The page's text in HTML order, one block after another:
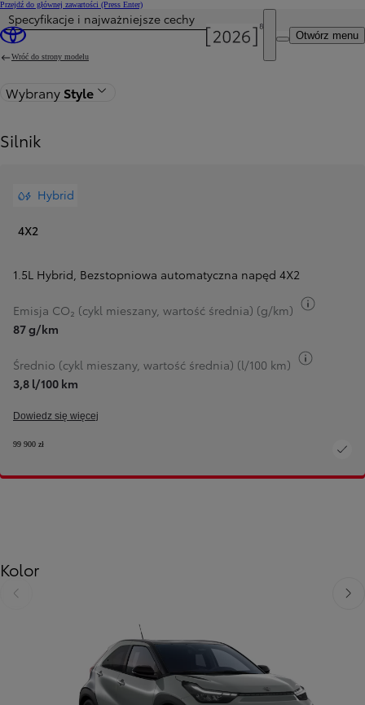
Przejdź do głównej zawartości (Press Enter)
Otwórz menu
Specyfikacje i najważniejsze cechy
Wróć do strony modelu
Wybrany Style
Silnik
Hybrid
4X2
1.5L Hybrid, Bezstopniowa automatyczna napęd 4X2
Emisja CO₂ (cykl mieszany, wartość średnia) (g/km)
87 g/km
Średnio (cykl mieszany, wartość średnia) (l/100 km)
3,8 l/100 km
Dowiedz się więcej
99 900 zł
Kolor
Poprzedni